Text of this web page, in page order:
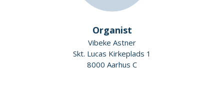
Organist
Vibeke Astner
Skt. Lucas Kirkeplads 1
8000 Aarhus C